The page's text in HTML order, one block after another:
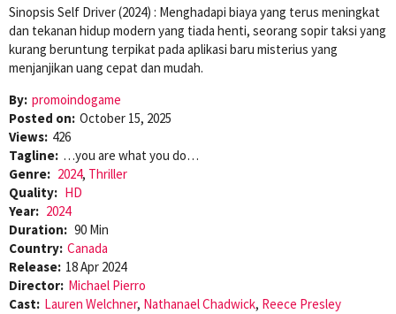
Sinopsis Self Driver (2024) : Menghadapi biaya yang terus meningkat
dan tekanan hidup modern yang tiada henti, seorang sopir taksi yang
kurang beruntung terpikat pada aplikasi baru misterius yang
menjanjikan uang cepat dan mudah.
By: promoindogame
Posted on: October 15, 2025
Views: 426
Tagline: …you are what you do…
Genre: 2024, Thriller
Quality: HD
Year: 2024
Duration: 90 Min
Country: Canada
Release: 18 Apr 2024
Director: Michael Pierro
Cast: Lauren Welchner, Nathanael Chadwick, Reece Presley